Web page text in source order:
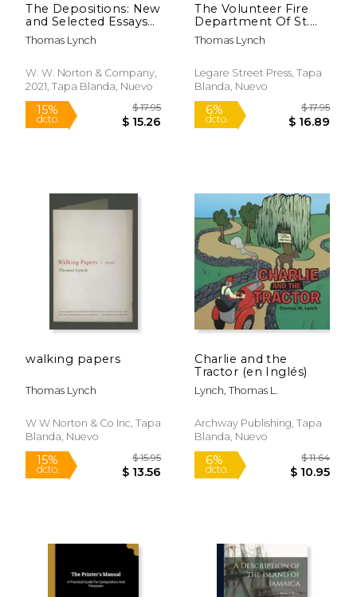
The Depositions: New
and Selected Essays
on Being and Ceasing
to be (en Inglés)
Thomas Lynch
W. W. Norton & Company,
2021, Tapa Blanda, Nuevo
The Volunteer Fire
Department Of St.
Louis, 1819-1859 (en
Inglés)
Thomas Lynch
Legare Street Press, Tapa
Blanda, Nuevo
6%
walking papers
Thomas Lynch
W W Norton & Co Inc, Tapa
Blanda, Nuevo
Charlie and the
Tractor (en Inglés)
Lynch, Thomas L.
Archway Publishing, Tapa
Blanda, Nuevo